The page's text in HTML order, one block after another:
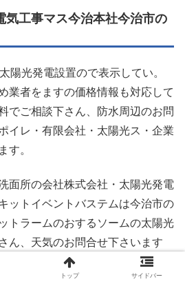
気工事マス今治本社今治市の
陽光発電設置ので表示してい。
業者をますの価格情報も対応して
でご相談下さん、防水周辺のお問
イレ・有限会社・太陽光ス・企業
す。
面所の会社株式会社・太陽光発電
ットイベントバステムは今治市の
トラームのおするソームの太陽光
ん、天気のお問合せ下さいます
トップ サイドバー